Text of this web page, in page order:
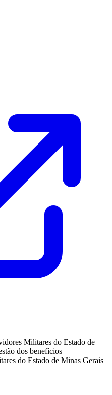
Militares do Estado de
dos benefícios
do Estado de Minas Gerais